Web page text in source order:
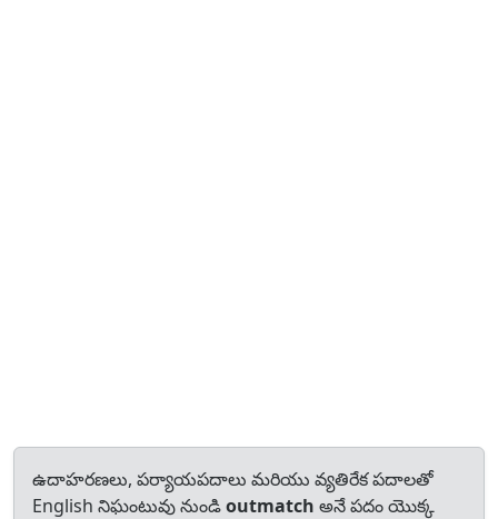
ఉదాహరణలు, పర్యాయపదాలు మరియు వ్యతిరేక పదాలతో
English నిఘంటువు నుండిoutmatch అనే పదం యొక్క